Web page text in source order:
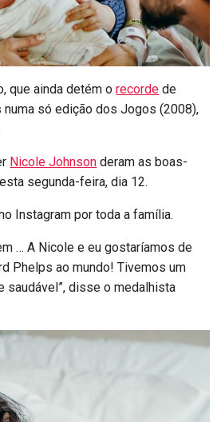
que ainda detém orecorde de
numa só edição dos Jogos (2008),
Nicole Johnson deram as boas-
segunda-feira, dia 12.
Instagram por toda a família.
… A Nicole e eu gostaríamos de
Phelps ao mundo! Tivemos um
saudável”, disse o medalhista